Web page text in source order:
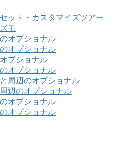
ット・カスタマイズツアー
モ
オプショナル
オプショナル
プショナル
オプショナル
周辺のオプショナル
辺のオプショナル
オプショナル
オプショナル